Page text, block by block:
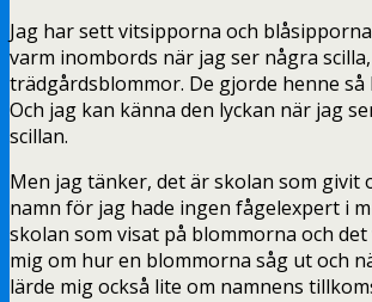
Jag har sett vitsipporna och
varm inombords när jag ser några
trädgårdsblommor. De gjorde henne så
Och jag kan känna den lyckan när jag
scillan.
Men jag tänker, det är skolan som givit
namn för jag hade ingen fågelexpert i
skolan som visat på blommorna och
mig om hur en blommorna såg ut och
lärde mig också lite om namnens